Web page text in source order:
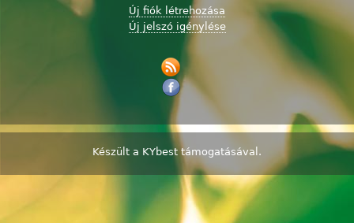
Új fiók létrehozása
Új jelszó igénylése
Készült a KYbest támogatásával.